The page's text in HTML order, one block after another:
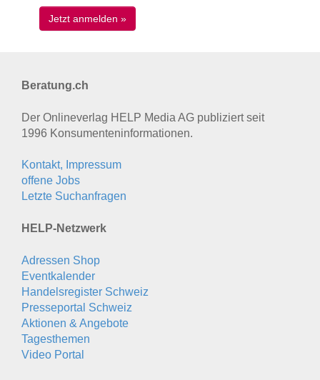
Beratung.ch
Der Onlineverlag HELP Media AG publiziert seit
1996 Konsumenten­informationen.
Kontakt, Impressum
offene Jobs
Letzte Suchanfragen
HELP-Netzwerk
Adressen Shop
Eventkalender
Handelsregister Schweiz
Presseportal Schweiz
Aktionen & Angebote
Tagesthemen
Video Portal